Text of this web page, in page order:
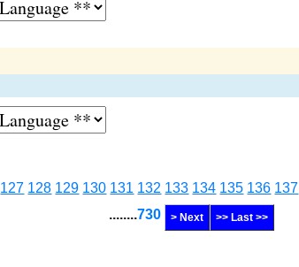
127 128 129 130 131 132 133 134 135 136 137
........730 > Next >> Last >>